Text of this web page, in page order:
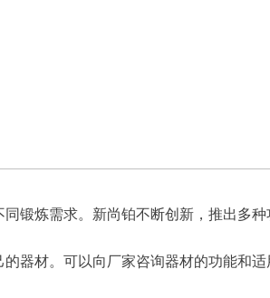
锻炼需求。新尚铂不断创新，推出多
器材。可以向厂家咨询器材的功能和适